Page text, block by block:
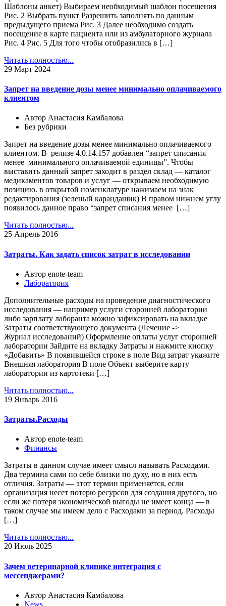
Шаблоны анкет) Выбираем необходимый шаблон посещения
Рис. 2 Выбрать пункт Разрешить заполнять по данным
предыдущего приема Рис. 3 Далее необходимо создать
посещение в карте пациента или из амбулаторного журнала
Рис. 4 Рис. 5 Для того чтобы отобразились в […]
Читать полностью...
29 Март 2024
Запрет на введение дозы менее минимально оплачиваемого
клиентом
Автор Анастасия Камбалова
Без рубрики
Запрет на введение дозы менее минимально оплачиваемого
клиентом. В релизе 4.0.14.157 добавлен “запрет списания
менее минимального оплачиваемой единицы”. Чтобы
выставить данный запрет заходит в раздел склад — каталог
медикаментов товаров и услуг — открываем необходимую
позицию. в открытой номенклатуре нажимаем на знак
редактирования (зеленый карандашик) В правом нижнем углу
появилось данное право “запрет списания менее […]
Читать полностью...
25 Апрель 2016
Затраты. Как задать список затрат в исследовании
Автор enote-team
Лаборатория
Дополнительные расходы на проведение диагностического
исследования — например услуги сторонней лаборатории
либо зарплату лаборанта можно зафиксировать на вкладке
Затраты соответствующего документа (Лечение ->
Журнал исследований) Оформление оплаты услуг сторонней
лаборатории Зайдите на вкладку Затраты и нажмите кнопку
«Добавить» В появившейся строке в поле Вид затрат укажите
Внешняя лаборатория В поле Объект выберите карту
лаборатории из картотеки […]
Читать полностью...
19 Январь 2016
Затраты.Расходы
Автор enote-team
Финансы
Затраты в данном случае имеет смысл называть Расходами.
Два термина сами по себе близки по духу, но в них есть
отличия. Затраты — этот термин применяется, если
организация несет потерю ресурсов для создания другого, но
если же потеря экономической выгоды не имеет конца — в
таком случае мы имеем дело с Расходами за период. Расходы
[…]
Читать полностью...
20 Июль 2025
Зачем ветеринарной клинике интеграция с
мессенджерами?
Автор Анастасия Камбалова
News